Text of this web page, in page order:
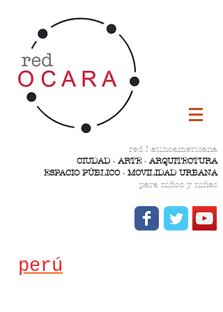
red Latinoamericana
CIUDAD · ARTE · ARQUITECTURA
ESPACIO PÚBLICO · MOVILIDAD URBANA
para niños y niñas
perú